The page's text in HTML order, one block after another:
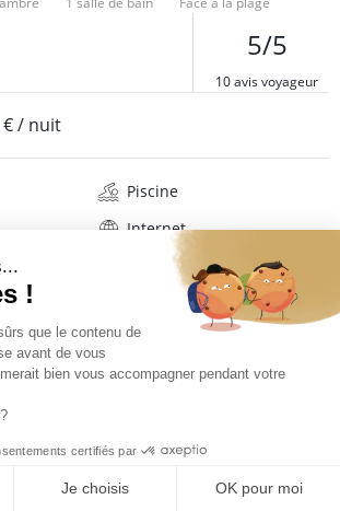
5/5
10 avis voyageur
/ nuit
Piscine
Internet
Télévision
Mat. de repassage
Linge de maison
ET RÉSERVATION